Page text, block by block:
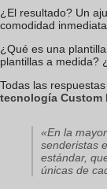
¿El resultado? Un
comodidad inmediata.
¿Qué es una
plantillas a medida?
Todas las
tecnología Custom
«En la
senderistas
estándar,
únicas de